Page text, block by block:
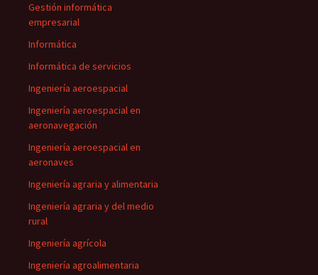
Gestión informática
empresarial
Informática
Informática de servicios
Ingeniería aeroespacial
Ingeniería aeroespacial en
aeronavegación
Ingeniería aeroespacial en
aeronaves
Ingeniería agraria y alimentaria
Ingeniería agraria y del medio
rural
Ingeniería agrícola
Ingeniería agroalimentaria